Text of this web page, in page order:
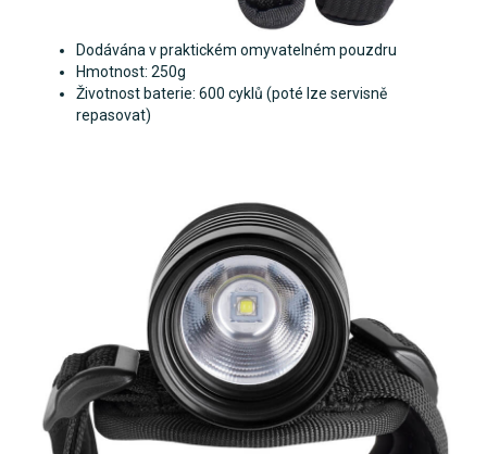
Dodávána v praktickém omyvatelném pouzdru
Hmotnost: 250g
Životnost baterie: 600 cyklů (poté lze servisně
repasovat)